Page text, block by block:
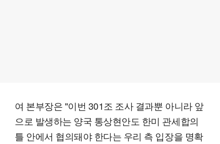
여 본부장은 "이번 301조 조사 결과뿐 아니라 앞
으로 발생하는 양국 통상현안도 한미 관세합의
틀 안에서 협의돼야 한다는 우리 측 입장을 명확